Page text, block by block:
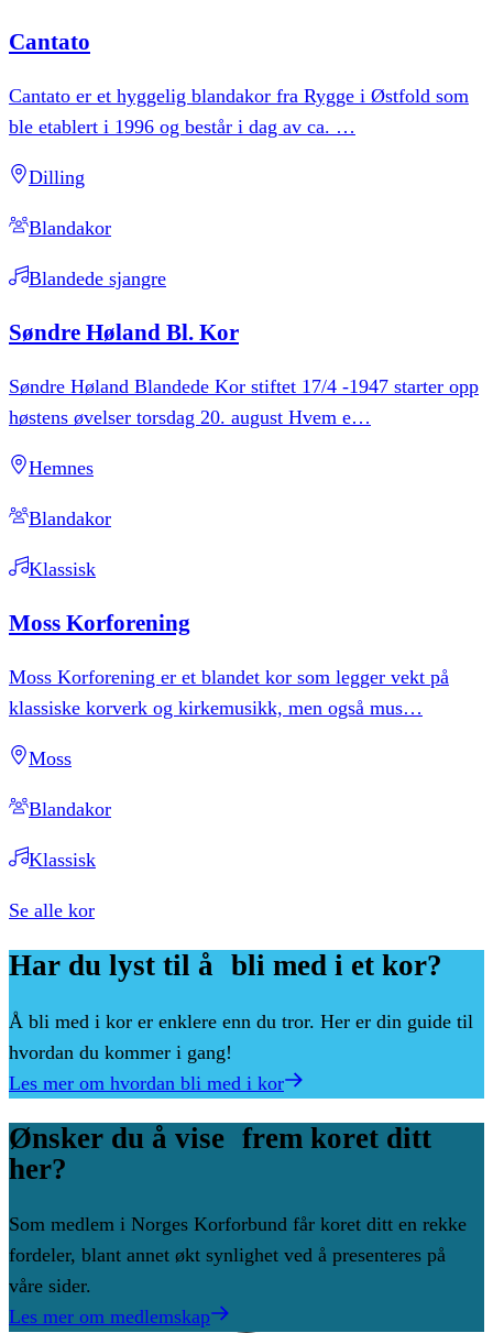
Cantato
Cantato er et hyggelig blandakor fra Rygge i Østfold som
ble etablert i 1996 og består i dag av ca. …
Dilling
Blandakor
Blandede sjangre
Søndre Høland Bl. Kor
Søndre Høland Blandede Kor stiftet 17/4 -1947 starter opp
høstens øvelser torsdag 20. august Hvem e…
Hemnes
Blandakor
Klassisk
Moss Korforening
Moss Korforening er et blandet kor som legger vekt på
klassiske korverk og kirkemusikk, men også mus…
Moss
Blandakor
Klassisk
Se alle kor
Har du lyst til å bli med i et kor?
Å bli med i kor er enklere enn du tror. Her er din guide til
hvordan du kommer i gang!
Les mer om hvordan bli med i kor
Ønsker du å vise frem koret ditt
her?
Som medlem i Norges Korforbund får koret ditt en rekke
fordeler, blant annet økt synlighet ved å presenteres på
våre sider.
Les mer om medlemskap